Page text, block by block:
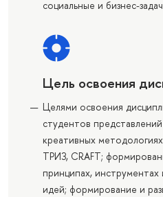
социальные и бизнес-
Цель освоения
Целями освоения
студентов
креативных
ТРИЗ, CRAFT;
принципах,
идей; формирование и